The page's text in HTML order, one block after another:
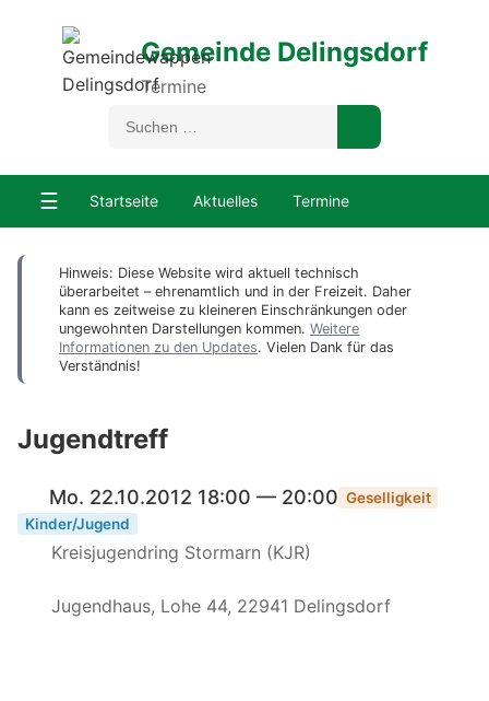
Gemeinde Delingsdorf
Termine
☰ Startseite Aktuelles Termine
Hinweis: Diese Website wird aktuell technisch
überarbeitet – ehrenamtlich und in der Freizeit. Daher
kann es zeitweise zu kleineren Einschränkungen oder
ungewohnten Darstellungen kommen. Weitere
Informationen zu den Updates. Vielen Dank für das
Verständnis!
Jugendtreff
Mo. 22.10.2012 18:00 — 20:00 Geselligkeit
Kinder/Jugend
Kreisjugendring Stormarn (KJR)
Jugendhaus, Lohe 44, 22941 Delingsdorf